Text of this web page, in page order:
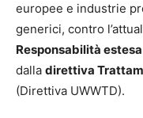
europee e industrie
generici, contro
Responsabilità
dalla direttiva
(Direttiva UWWTD).